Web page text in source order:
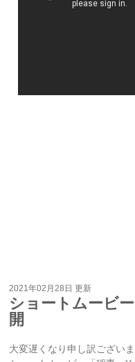
2021年02月28日 更新
ショートムービ
開
大変遅くなり申し訳ございま